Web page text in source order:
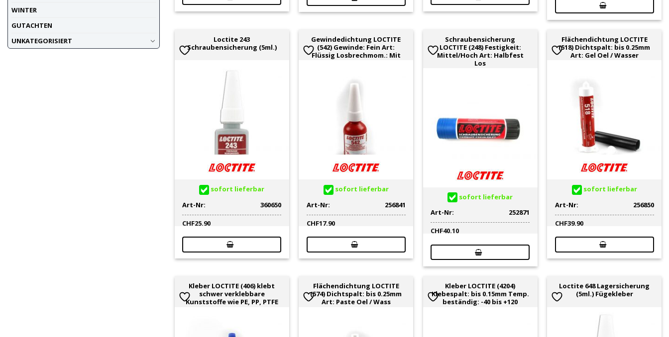
WINTER
GUTACHTEN
UNKATEGORISIERT
Loctite 243
Schraubensicherung (5ml.)
sofort lieferbar
Art-Nr:
360650
CHF25.90
Gewindedichtung LOCTITE
(542) Gewinde: Fein Art:
Flüssig Losbrechmom.: Mit
sofort lieferbar
Art-Nr:
256841
CHF17.90
Schraubensicherung
LOCTITE (248) Festigkeit:
Mittel/Hoch Art: Halbfest
Los
sofort lieferbar
Art-Nr:
252871
CHF40.10
Flächendichtung LOCTITE
(518) Dichtspalt: bis 0.25mm
Art: Gel Oel / Wasser
sofort lieferbar
Art-Nr:
256850
CHF39.90
Kleber LOCTITE (406) klebt
schwer verklebbare
Kunststoffe wie PE, PP, PTFE
Flächendichtung LOCTITE
(574) Dichtspalt: bis 0.25mm
Art: Paste Oel / Wass
Kleber LOCTITE (4204)
Klebespalt: bis 0.15mm Temp.
beständig: -40 bis +120
Loctite 648 Lagersicherung
(5ml.) Fügekleber